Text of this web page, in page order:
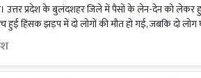
उत्तर प्रदेश के बुलंदशहर जिले में पैसों के लेन-देन को लेकर
हुई हिंसक झड़प में दो लोगों की मौत हो गई, जबकि दो